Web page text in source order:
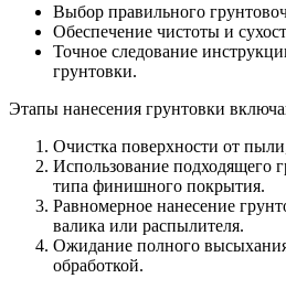
Выбор правильного
Обеспечение чистоты и
Точное следование
грунтовки.
Этапы нанесения грунтовки
Очистка поверхности от
Использование подходящего
типа финишного покрытия.
Равномерное нанесение
валика или распылителя.
Ожидание полного
обработкой.